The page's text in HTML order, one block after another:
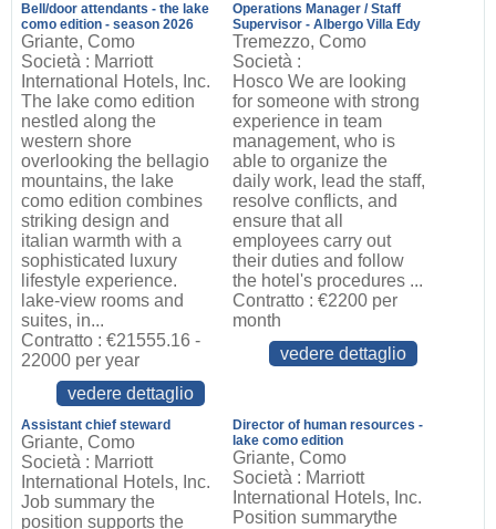
Bell/door attendants - the lake
como edition - season 2026
Griante, Como
Società : Marriott
International Hotels, Inc.
The lake como edition
nestled along the
western shore
overlooking the bellagio
mountains, the lake
como edition combines
striking design and
italian warmth with a
sophisticated luxury
lifestyle experience.
lake-view rooms and
suites, in...
Contratto : €21555.16 -
22000 per year
vedere dettaglio
Operations Manager / Staff
Supervisor - Albergo Villa Edy
Tremezzo, Como
Società :
Hosco We are looking
for someone with strong
experience in team
management, who is
able to organize the
daily work, lead the staff,
resolve conflicts, and
ensure that all
employees carry out
their duties and follow
the hotel's procedures ...
Contratto : €2200 per
month
vedere dettaglio
Assistant chief steward
Griante, Como
Società : Marriott
International Hotels, Inc.
Job summary the
position supports the
Director of human resources -
lake como edition
Griante, Como
Società : Marriott
International Hotels, Inc.
Position summarythe